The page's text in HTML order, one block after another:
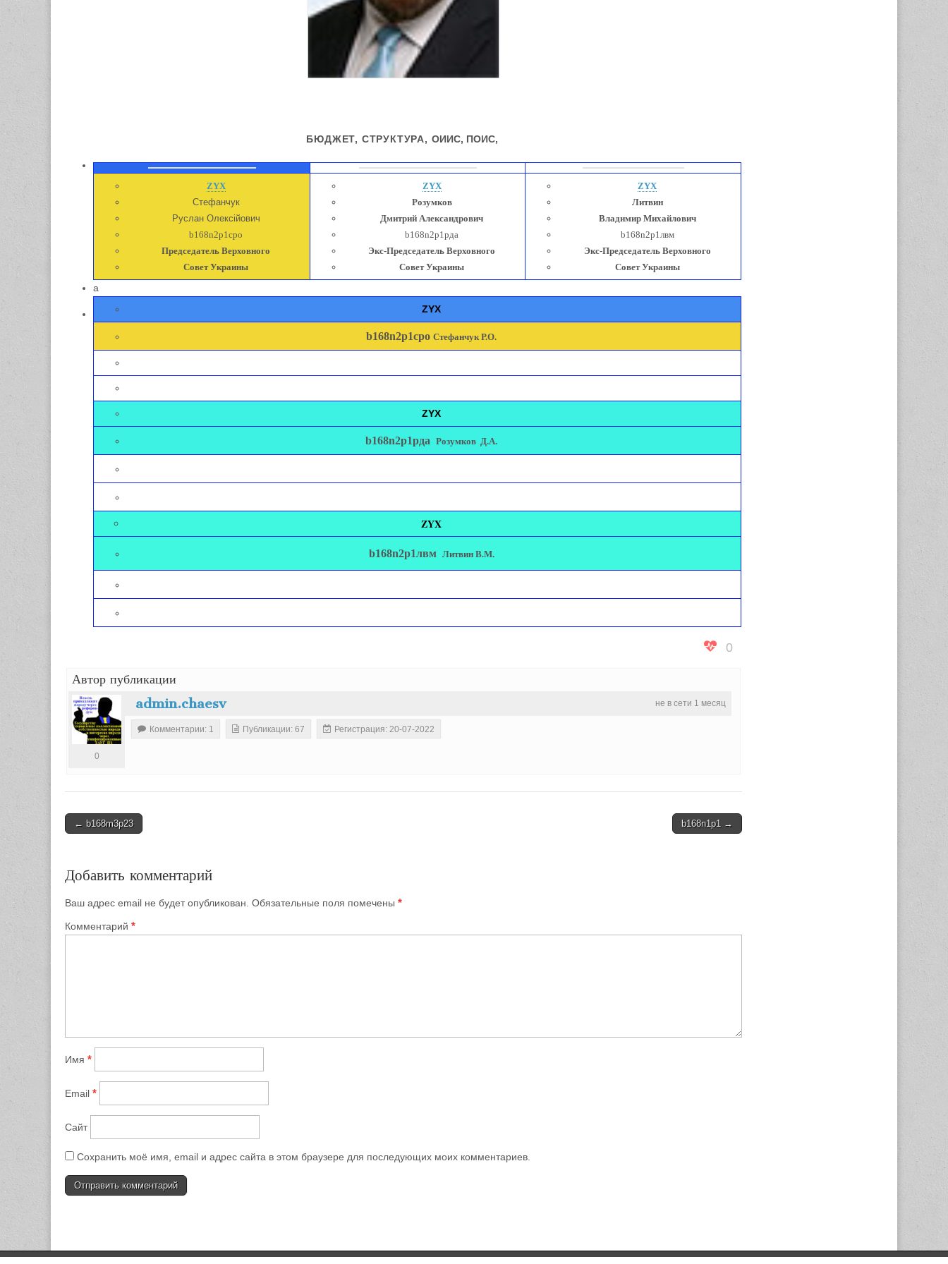
БЮДЖЕТ, СТРУКТУРА, ОИИС, ПОИС,
ZYX
Стефанчук
Руслан Олексійович
b168n2p1сро
Председатель Верховного
Совет Украины
ZYX
Розумков
Дмитрий Александрович
b168n2p1рда
Экс-Председатель Верховного
Совет Украины
ZYX
Литвин
ВладимирМихайлович
b168n2p1лвм
Экс-Председатель Верховного
Совет Украины
a
ZYX
b168n2p1сро Стефанчук Р.О.
ZYX
b168n2p1рда Розумков Д.А.
ZYX
b168n2p1лвм Литвин В.М.
0
Автор публикации
не в сети 1 месяц
admin.chaesv
0
Комментарии: 1 Публикации: 67 Регистрация: 20-07-2022
Post
← b168m3p23 b168n1p1 →
Добавить комментарий
Ваш адрес email не будет опубликован. Обязательные поля помечены *
Комментарий *
Имя *
Email *
Сайт
Сохранить моё имя, email и адрес сайта в этом браузере для последующих моих комментариев.